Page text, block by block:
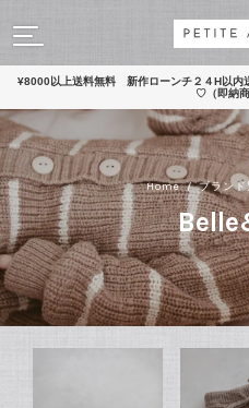
¥8000以上送料無料 新作ローンチ２４H以
♡（即納商
Home ブランド